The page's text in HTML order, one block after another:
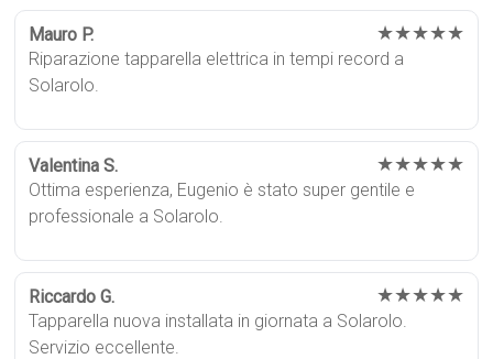
Mauro P. ★★★★★
Riparazione tapparella elettrica in tempi record a
Solarolo.
Valentina S. ★★★★★
Ottima esperienza, Eugenio è stato super gentile e
professionale a Solarolo.
Riccardo G. ★★★★★
Tapparella nuova installata in giornata a Solarolo.
Servizio eccellente.